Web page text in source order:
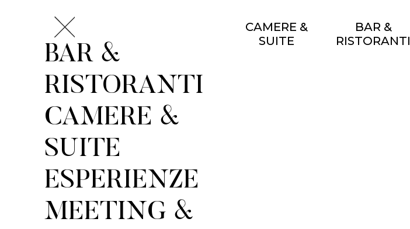
BAR &
RISTORANTI
CAMERE &
SUITE
ESPERIENZE
MEETING &
CAMERE &
SUITE
BAR &
RISTORANTI